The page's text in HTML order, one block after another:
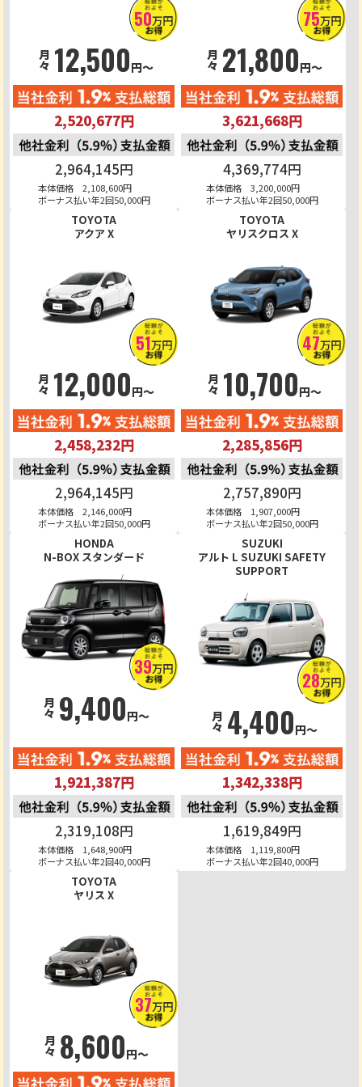
50万円
月々 12,500円～
2,520,677円
2,964,145円
本体価格 2,108,600円
ボーナス払い年2回50,000円
75万円
月々 21,800円～
3,621,668円
4,369,774円
本体価格 3,200,000円
ボーナス払い年2回50,000円
TOYOTA
アクア X
51万円
月々 12,000円～
2,458,232円
2,964,145円
本体価格 2,146,000円
ボーナス払い年2回50,000円
TOYOTA
ヤリスクロス X
47万円
月々 10,700円～
2,285,856円
2,757,890円
本体価格 1,907,000円
ボーナス払い年2回50,000円
HONDA
N-BOX スタンダード
39万円
月々 9,400円～
1,921,387円
2,319,108円
本体価格 1,648,900円
ボーナス払い年2回40,000円
SUZUKI
アルト L SUZUKI SAFETY
SUPPORT
28万円
月々 4,400円～
1,342,338円
1,619,849円
本体価格 1,119,800円
ボーナス払い年2回40,000円
TOYOTA
ヤリス X
37万円
月々 8,600円～